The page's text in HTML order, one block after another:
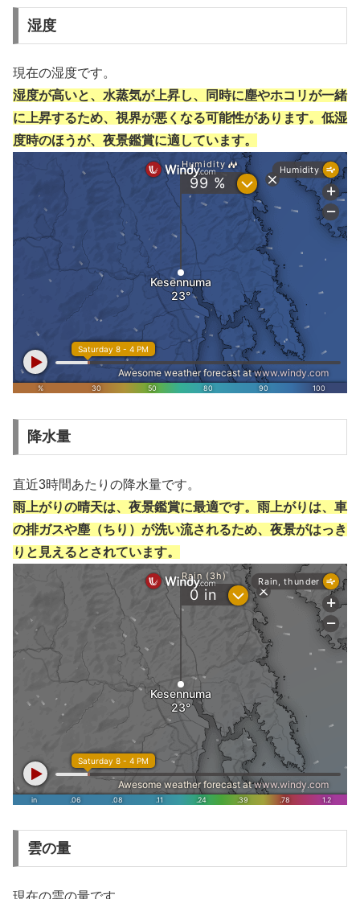
湿度
現在の湿度です。
湿度が高いと、水蒸気が上昇し、同時に塵やホコリが一緒
に上昇するため、視界が悪くなる可能性があります。低湿
度時のほうが、夜景鑑賞に適しています。
降水量
直近3時間あたりの降水量です。
雨上がりの晴天は、夜景鑑賞に最適です。雨上がりは、車
の排ガスや塵（ちり）が洗い流されるため、夜景がはっき
りと見えるとされています。
雲の量
現在の雲の量です。